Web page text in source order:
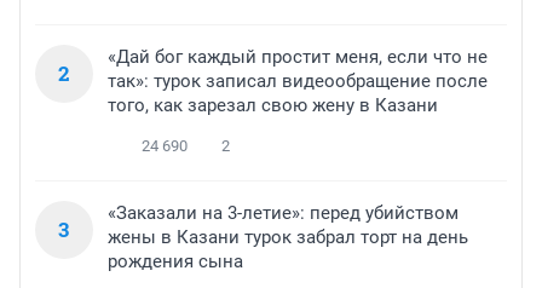
2
«Дай бог каждый простит меня, если что не
так»: турок записал видеообращение после
того, как зарезал свою жену в Казани
24 690 2
3
«Заказали на 3-летие»: перед убийством
жены в Казани турок забрал торт на день
рождения сына